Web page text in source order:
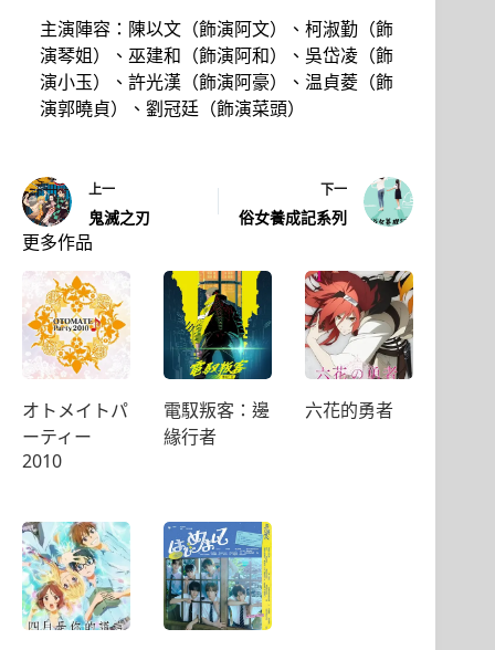
主演陣容：陳以文（飾演阿文）、柯淑勤（飾
演琴姐）、巫建和（飾演阿和）、吳岱凌（飾
演小玉）、許光漢（飾演阿豪）、温貞菱（飾
演郭曉貞）、劉冠廷（飾演菜頭）
上一
鬼滅之刃
下一
俗女養成記系列
更多作品
オトメイトパ
ーティー
2010
電馭叛客：邊
緣行者
六花的勇者